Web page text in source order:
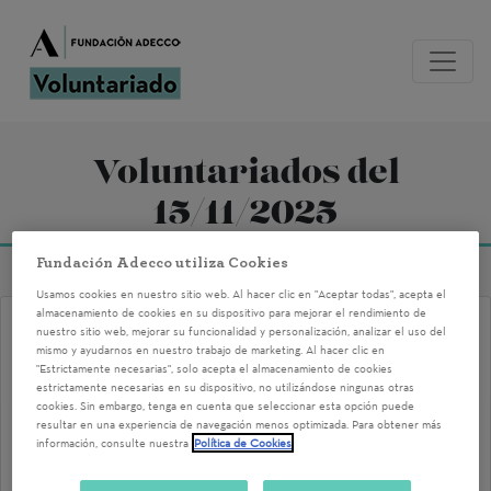
Voluntariados del
15/11/2025
Voluntariado corporativo de
bienestar para el empleo con
mujeres en riesgo de exclusión.
Wayalia
Fundación Adecco utiliza Cookies
Usamos cookies en nuestro sitio web. Al hacer clic en "Aceptar todas", acepta el
almacenamiento de cookies en su dispositivo para mejorar el rendimiento de
nuestro sitio web, mejorar su funcionalidad y personalización, analizar el uso del
mismo y ayudarnos en nuestro trabajo de marketing. Al hacer clic en
"Estrictamente necesarias", solo acepta el almacenamiento de cookies
estrictamente necesarias en su dispositivo, no utilizándose ningunas otras
cookies. Sin embargo, tenga en cuenta que seleccionar esta opción puede
resultar en una experiencia de navegación menos optimizada. Para obtener más
información, consulte nuestra Política de Cookies